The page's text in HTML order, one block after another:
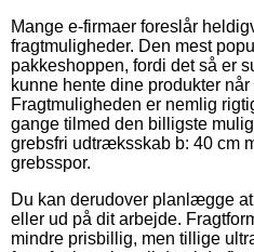
Mange e-firmaer foreslår
fragtmuligheder. Den mest
pakkeshoppen, fordi det så er
kunne hente dine produkter
Fragtmuligheden er nemlig
gange tilmed den billigste
grebsfri udtræksskab b: 40 cm
grebsspor.
Du kan derudover planlægge
eller ud på dit arbejde.
mindre prisbillig, men tillige